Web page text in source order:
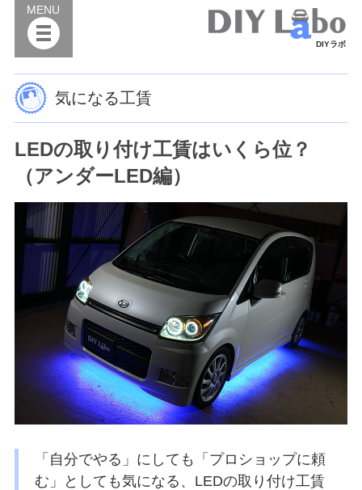
DIYラボ
MENU
気になる工賃
LEDの取り付け工賃はいくら位？
（アンダーLED編）
「自分でやる」にしても「プロショップに頼
む」としても気になる、LEDの取り付け工賃